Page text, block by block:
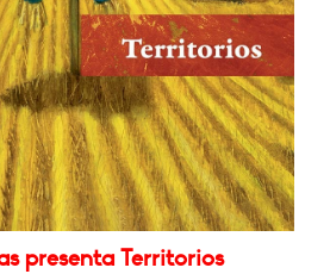
presenta Territorios